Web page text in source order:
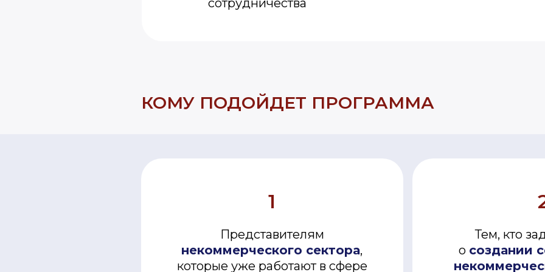
сотрудничества
КОМУ ПОДОЙДЕТ ПРОГРАММА
Тем, кто
о создании
Тем, кто
о создании
1
Представителям
некоммерческого сектора,
которые уже работают в сфере
1
Представителям
некоммерческого сектора,
которые уже работают в сфере